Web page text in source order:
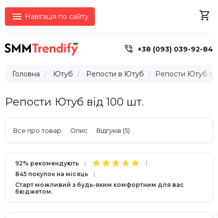
 Навігація по сайту 
 +38 (093) 039-92-84
Головна Ютуб Репости в Ютуб Репости Ютуб
Репости Ютуб від 100 шт.
Все про товар Опис Відгуків (5)
92% рекомендують
845 покупок на місяць
Старт можливий з будь-яким комфортним для вас
бюджетом.